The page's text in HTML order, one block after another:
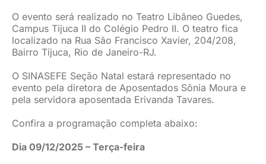
O evento será realizado no Teatro Libâneo Guedes,
Campus Tijuca II do Colégio Pedro II. O teatro fica
localizado na Rua São Francisco Xavier, 204/208,
Bairro Tijuca, Rio de Janeiro-RJ.
O SINASEFE Seção Natal estará representado no
evento pela diretora de Aposentados Sônia Moura e
pela servidora aposentada Erivanda Tavares.
Confira a programação completa abaixo:
Dia 09/12/2025 – Terça-feira